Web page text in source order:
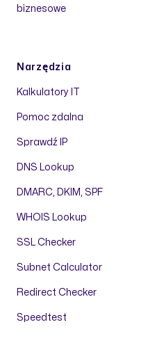
biznesowe
Narzędzia
Kalkulatory IT
Pomoc zdalna
Sprawdź IP
DNS Lookup
DMARC, DKIM, SPF
WHOIS Lookup
SSL Checker
Subnet Calculator
Redirect Checker
Speedtest